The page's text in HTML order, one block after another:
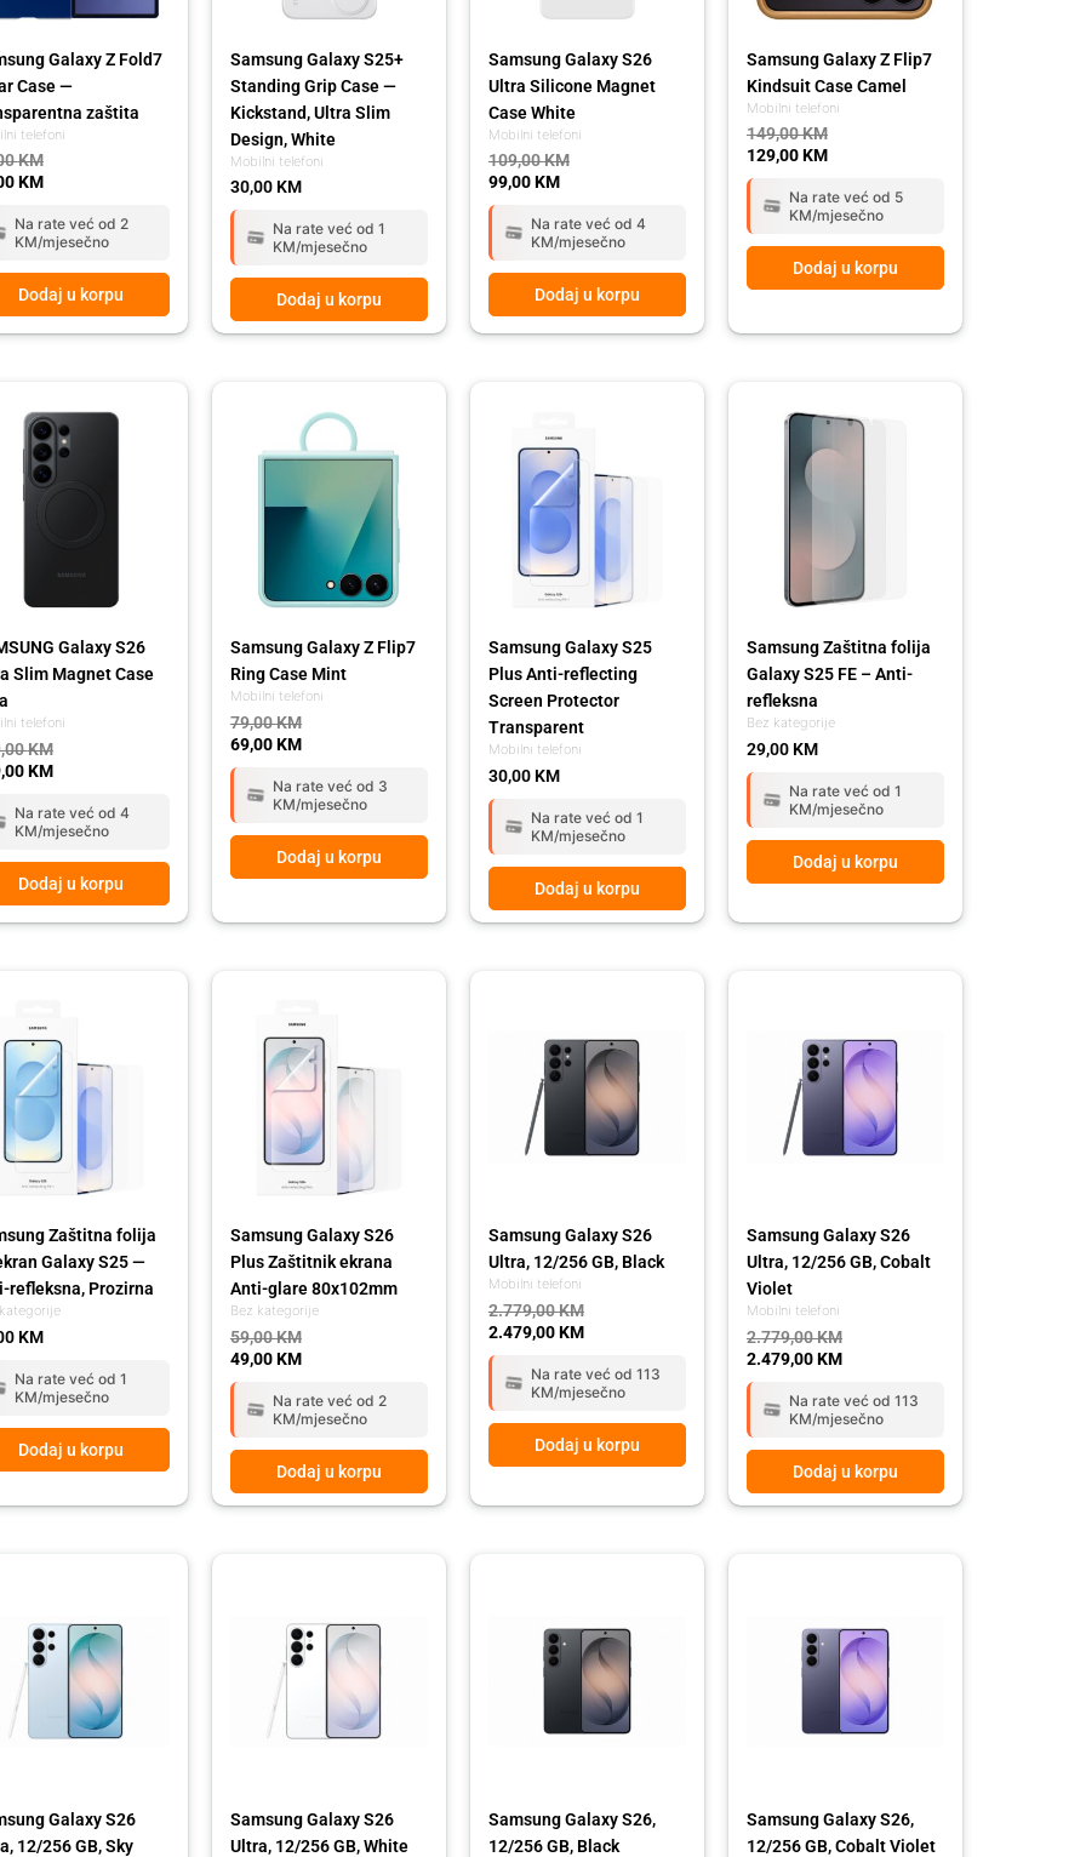
telefoni
Galaxy Z Fold7
Case —
zaštita
KM
KM
Na rate već od 2
KM/mjesečno
Dodaj u korpu
Mobilni telefoni
Samsung Galaxy S25+
Standing Grip Case —
Kickstand, Ultra Slim
Design, White
30,00 KM
Na rate već od 1
KM/mjesečno
Dodaj u korpu
Mobilni telefoni
Samsung Galaxy S26
Ultra Silicone Magnet
Case White
109,00KM
99,00KM
Na rate već od 4
KM/mjesečno
Dodaj u korpu
Mobilni telefoni
Samsung Galaxy Z Flip7
Kindsuit Case Camel
149,00KM
129,00KM
Na rate već od 5
KM/mjesečno
Dodaj u korpu
telefoni
Galaxy S26
Slim Magnet Case
KM
KM.
KM
KM.
Na rate već od 4
KM/mjesečno
Dodaj u korpu
Mobilni telefoni
Samsung Galaxy Z Flip7
Ring Case Mint
79,00KM
79,00 KM.
69,00KM
69,00 KM.
Na rate već od 3
KM/mjesečno
Dodaj u korpu
Mobilni telefoni
Samsung Galaxy S25
Plus Anti-reflecting
Screen Protector
Transparent
30,00 KM
Na rate već od 1
KM/mjesečno
Dodaj u korpu
Bez kategorije
Samsung Zaštitna folija
Galaxy S25 FE – Anti-
refleksna
29,00 KM
Na rate već od 1
KM/mjesečno
Dodaj u korpu
Zaštitna folija
Galaxy S25 —
refleksna, Prozirna
KM
Na rate već od 1
KM/mjesečno
Dodaj u korpu
Bez kategorije
Samsung Galaxy S26
Plus Zaštitnik ekrana
Anti-glare 80x102mm
59,00KM
59,00 KM.
49,00KM
49,00 KM.
Na rate već od 2
KM/mjesečno
Dodaj u korpu
Mobilni telefoni
Samsung Galaxy S26
Ultra, 12/256 GB, Black
2.779,00KM
2.779,00 KM.
2.479,00KM
2.479,00 KM.
Na rate već od 113
KM/mjesečno
Dodaj u korpu
Mobilni telefoni
Samsung Galaxy S26
Ultra, 12/256 GB, Cobalt
Violet
2.779,00KM
2.779,00 KM.
2.479,00KM
2.479,00 KM.
Na rate već od 113
KM/mjesečno
Dodaj u korpu
Galaxy S26
12/256 GB, Sky
KM.
KM.
Samsung Galaxy S26
Ultra, 12/256 GB, White
2.779,00 KM.
2.479,00 KM.
Samsung Galaxy S26,
12/256 GB, Black
1.999,00 KM.
1.799,00 KM.
Samsung Galaxy S26,
12/256 GB, Cobalt Violet
1.999,00 KM.
1.799,00 KM.